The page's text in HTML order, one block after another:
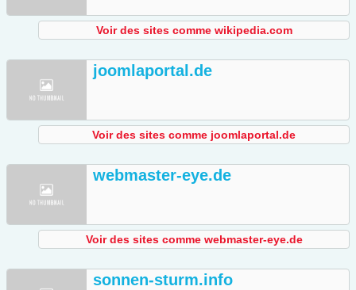
Voir des sites comme wikipedia.com
joomlaportal.de
Voir des sites comme joomlaportal.de
webmaster-eye.de
Voir des sites comme webmaster-eye.de
sonnen-sturm.info